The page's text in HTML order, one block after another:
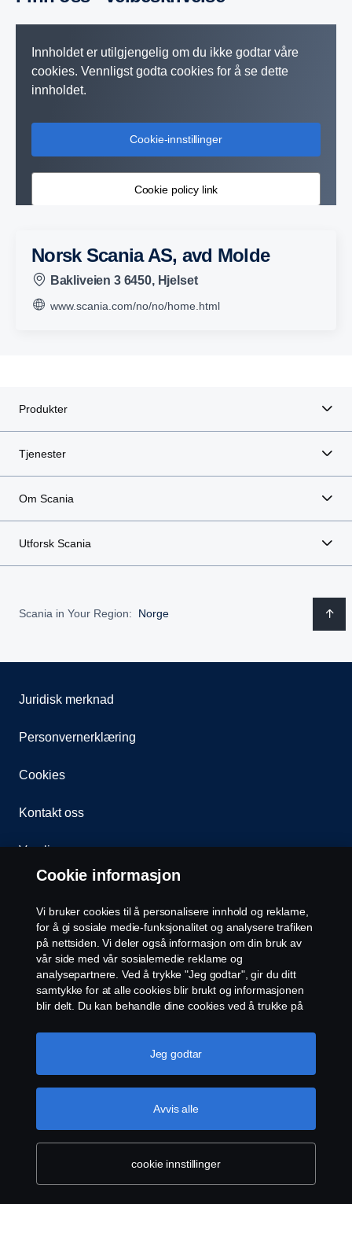
Innholdet er utilgjengelig om du ikke godtar våre
cookies. Vennligst godta cookies for å se dette
innholdet.
Cookie-innstillinger
Cookie policy link
Norsk Scania AS, avd Molde
Bakliveien 3 6450, Hjelset
www.scania.com/no/no/home.html
Produkter
Tjenester
Om Scania
Utforsk Scania
Scania in Your Region: Norge
Juridisk merknad
Personvernerklæring
Cookies
Kontakt oss
Varsling
Etiske retningslinjer for leverandører
Cookie-innstillinger
143 Skøyen, 0277 Oslo Telefon: 22 06 45 00 epost:
sno.info@scania.com. Fakturaadresse:
invoice.no@scania.com
Cookie informasjon
Vi bruker cookies til å personalisere innhold og reklame,
for å gi sosiale medie-funksjonalitet og analysere trafiken
på nettsiden. Vi deler også informasjon om din bruk av
vår side med vår sosialemedie reklame og
analysepartnere. Ved å trykke "Jeg godtar", gir du ditt
samtykke for at alle cookies blir brukt og informasjonen
blir delt. Du kan behandle dine cookies ved å trukke på
en mer detaljert forklaring hvordan vi bruker cookies,
vennligst besøk vår cookies-erklæring, som du finner ved
cookie innstillinger
Avvis alle
Jeg godtar